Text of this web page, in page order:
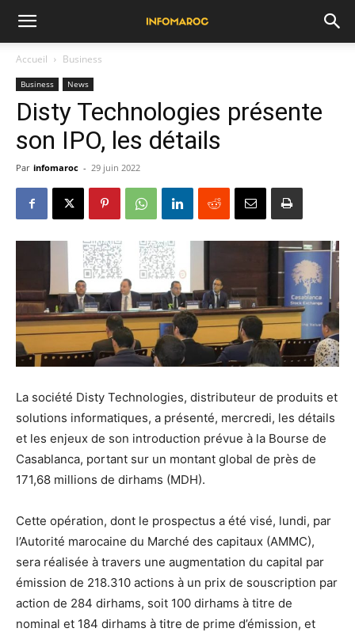
Accueil Business
Business News
Disty Technologies présente
son IPO, les détails
Par infomaroc - 29 juin 2022
La société Disty Technologies, distributeur de produits et
solutions informatiques, a présenté, mercredi, les détails
et les enjeux de son introduction prévue à la Bourse de
Casablanca, portant sur un montant global de près de
171,68 millions de dirhams (MDH).
Cette opération, dont le prospectus a été visé, lundi, par
l’Autorité marocaine du Marché des capitaux (AMMC),
sera réalisée à travers une augmentation du capital par
émission de 218.310 actions à un prix de souscription par
action de 284 dirhams, soit 100 dirhams à titre de
nominal et 184 dirhams à titre de prime d’émission, et